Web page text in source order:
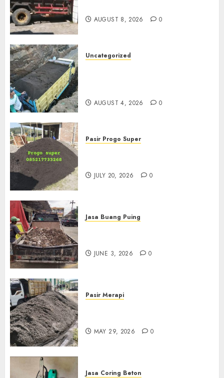
AUGUST 8, 2026 0
Uncategorized
AUGUST 4, 2026 0
Pasir Progo Super
JULY 20, 2026 0
Jasa Buang Puing
JUNE 3, 2026 0
Pasir Merapi
MAY 29, 2026 0
Jasa Coring Beton